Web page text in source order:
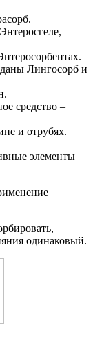
Лингосорб и
средство –
и отрубях.
элементы
одинаковый.